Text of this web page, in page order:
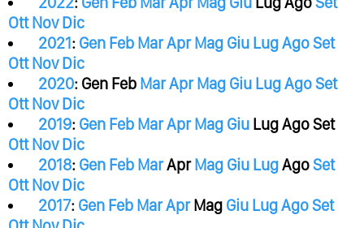
Ott Nov Dic
2021: Gen Feb MarApr Mag Giu LugAgoSet
Ott Nov Dic
2020: Gen Feb MarApr Mag Giu LugAgoSet
Ott Nov Dic
2019: Gen Feb MarApr Mag Giu LugAgoSet
Ott Nov Dic
2018: Gen Feb MarApr Mag Giu LugAgoSet
Ott Nov Dic
2017: Gen Feb MarApr Mag Giu LugAgoSet